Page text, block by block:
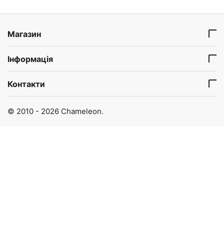
Магазин
Інформація
Контакти
© 2010 - 2026 Chameleon.